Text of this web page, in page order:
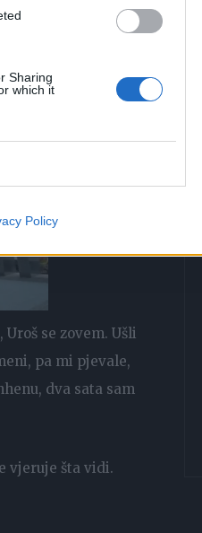
Sharing
which it
Policy
se zovem. Ušli
pa mi pjevale,
dva sata sam
vjeruje šta vidi.